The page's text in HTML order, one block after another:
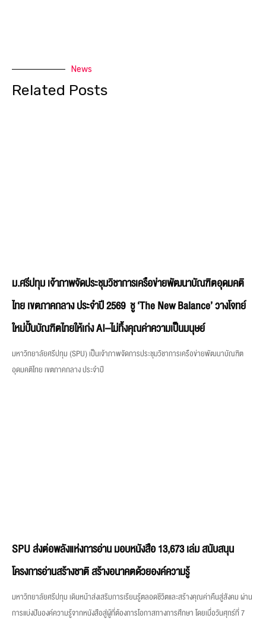
News
Related Posts
ม.ศรีปทุม เจ้าภาพจัดประชุมวิชาการเครือข่ายพัฒนาบัณฑิตอุดมคติ
ไทย เขตภาคกลาง ประจำปี 2569 ชู ‘The New Balance’ วางโจทย์
ใหม่ปั้นบัณฑิตไทยให้เก่ง AI–ไม่ทิ้งคุณค่าความเป็นมนุษย์
มหาวิทยาลัยศรีปทุม (SPU) เป็นเจ้าภาพจัดการประชุมวิชาการเครือข่ายพัฒนาบัณฑิต
อุดมคติไทย เขตภาคกลาง ประจำปี
SPU ส่งต่อพลังแห่งการอ่าน มอบหนังสือ 13,673 เล่ม สนับสนุน
โครงการอ่านสร้างชาติ สร้างอนาคตด้วยองค์ความรู้
มหาวิทยาลัยศรีปทุม เดินหน้าส่งเสริมการเรียนรู้ตลอดชีวิตและสร้างคุณค่าคืนสู่สังคม ผ่าน
การแบ่งปันองค์ความรู้จากหนังสือสู่ผู้ที่ต้องการโอกาสทางการศึกษา โดยเมื่อวันศุกร์ที่ 7